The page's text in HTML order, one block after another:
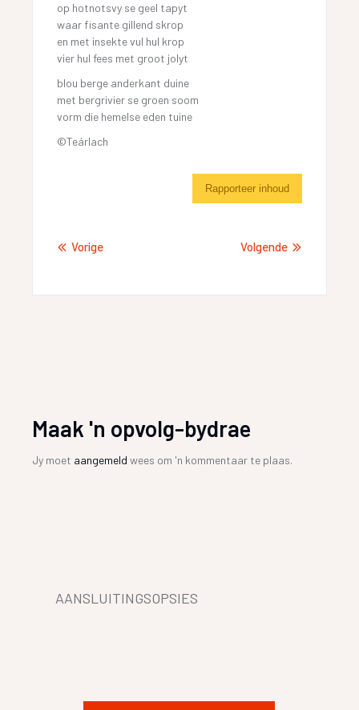
op hotnotsvy se geel tapyt
waar fisante gillend skrop
en met insekte vul hul krop
vier hul fees met groot jolyt
blou berge anderkant duine
met bergrivier se groen soom
vorm die hemelse eden tuine
©Teárlach
Rapporteer inhoud
Vorige Volgende
Maak 'n opvolg-bydrae
Jy moet aangemeld wees om 'n kommentaar te plaas.
AANSLUITINGSOPSIES